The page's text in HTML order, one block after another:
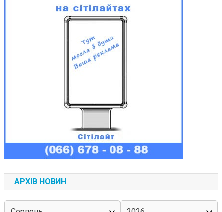
АРХІВ НОВИН